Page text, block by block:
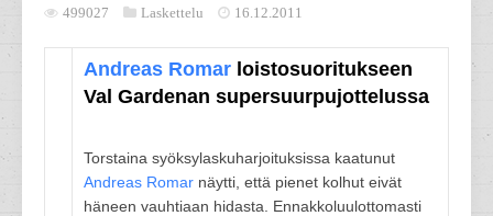
499027 Laskettelu 16.12.2011
Andreas Romar loistosuoritukseen
Val Gardenan supersuurpujottelussa
Torstaina syöksylaskuharjoituksissa kaatunut
Andreas Romar näytti, että pienet kolhut eivät
häneen vauhtiaan hidasta. Ennakkoluulottomasti